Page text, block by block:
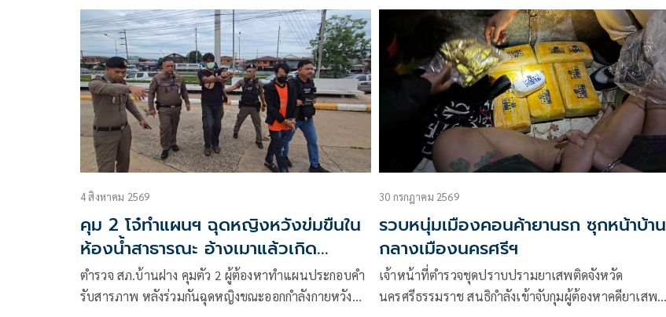
4 สิงหาคม 2569
คุม 2 โจ๋ทำแผนฯ ฉุดหญิงหวังข่มขืนใน
ห้องน้ำสาธารณะ อ้างเมาแล้วเกิด
อารมณ์
ตำรวจ สภ.บ้านฝาง คุมตัว 2 ผู้ต้องหาทำแผนประกอบคำ
รับสารภาพ หลังร่วมกันฉุดหญิงขณะออกกำลังกายหวังพา
30 กรกฎาคม 2569
รวบหนุ่มเมืองคอนค้ายานรก ซุกหน้าบ้าน
กลางเมืองนครศรีฯ
เจ้าหน้าที่ตำรวจชุดปราบปรามยาเสพติดจังหวัด
นครศรีธรรมราช สนธิกำลังเข้าจับกุมผู้ต้องหาคดียาเสพ